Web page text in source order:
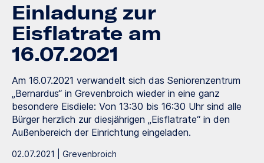
Einladung zur
Eisflatrate am
16.07.2021
Am 16.07.2021 verwandelt sich das Seniorenzentrum
„Bernardus“ in Grevenbroich wieder in eine ganz
besondere Eisdiele: Von 13:30 bis 16:30 Uhr sind alle
Bürger herzlich zur diesjährigen „Eisflatrate“ in den
Außenbereich der Einrichtung eingeladen.
02.07.2021 | Grevenbroich